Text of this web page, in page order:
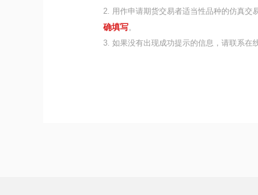
2. 用作申请期货交易者适当性品种的仿真交
确填写。
3. 如果没有出现成功提示的信息，请联系在